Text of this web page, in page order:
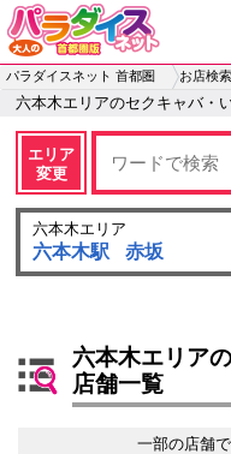
パラダイスネット 首都圏 お店検索
六本木エリアのセクキャバ・
エリア
変更
六本木エリア
六本木駅 赤坂
六本木エリア
店舗一覧
一部の店舗